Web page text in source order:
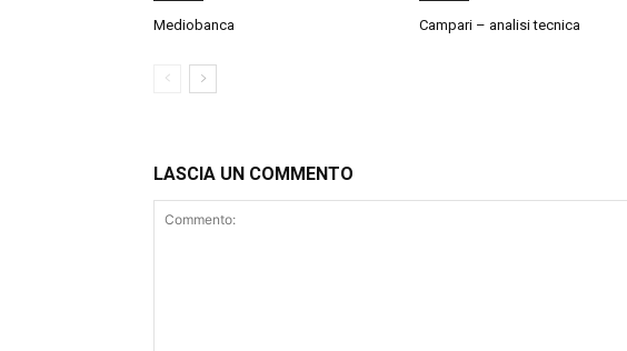
Mediobanca Campari – analisi tecnica
LASCIA UN COMMENTO